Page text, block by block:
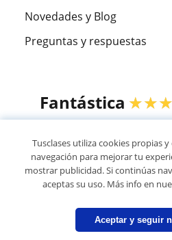
Novedades y Blog
Preguntas y respuestas
Fantástica
© 2007 - 2026
Mapa web:
Tusclases utiliza cookies propias
navegación para mejorar tu
mostrar publicidad. Si continúas
aceptas su uso. Más info en
Aceptar y seguir